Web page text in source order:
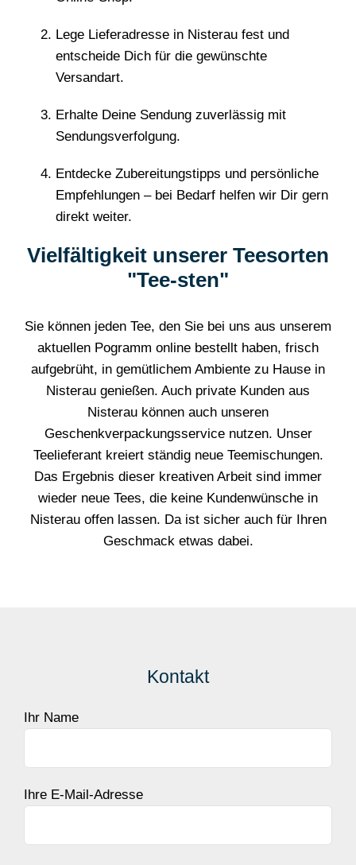
Lege Lieferadresse in Nisterau fest und
entscheide Dich für die gewünschte
Versandart.
Erhalte Deine Sendung zuverlässig mit
Sendungsverfolgung.
Entdecke Zubereitungstipps und persönliche
Empfehlungen – bei Bedarf helfen wir Dir gern
direkt weiter.
Vielfältigkeit unserer Teesorten
"Tee-sten"
Sie können jeden Tee, den Sie bei uns aus unserem
aktuellen Pogramm online bestellt haben, frisch
aufgebrüht, in gemütlichem Ambiente zu Hause in
Nisterau genießen. Auch private Kunden aus
Nisterau können auch unseren
Geschenkverpackungsservice nutzen. Unser
Teelieferant kreiert ständig neue Teemischungen.
Das Ergebnis dieser kreativen Arbeit sind immer
wieder neue Tees, die keine Kundenwünsche in
Nisterau offen lassen. Da ist sicher auch für Ihren
Geschmack etwas dabei.
Kontakt
Ihr Name
Ihre E-Mail-Adresse